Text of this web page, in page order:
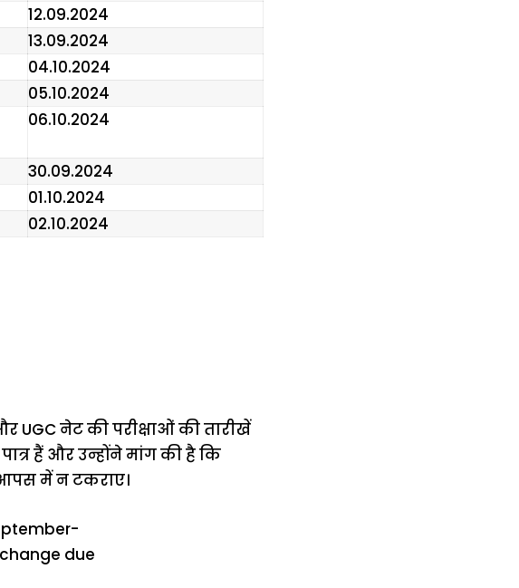
12.09.2024
13.09.2024
04.10.2024
05.10.2024
06.10.2024
30.09.2024
01.10.2024
02.10.2024
UGC नेट की परीक्षाओं की तारीखें
हैं और उन्होंने मांग की है कि
आपस में न टकराए।